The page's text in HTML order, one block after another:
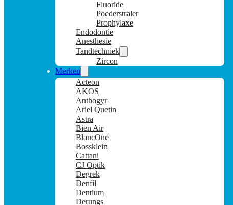
Fluoride
Poederstraler
Prophylaxe
Endodontie
Anesthesie
Tandtechniek
Zircon
Merken
Acteon
AKOS
Anthogyr
Ariel Quetin
Astra
Bien Air
BlancOne
Bossklein
Cattani
CJ Optik
Degrek
Denfil
Dentium
Derungs